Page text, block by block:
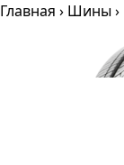
Главная › Шины›